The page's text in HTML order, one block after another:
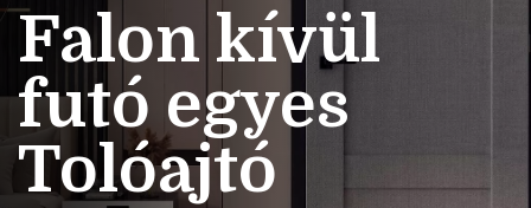
Falon kívül
futó egyes
Tolóajtó